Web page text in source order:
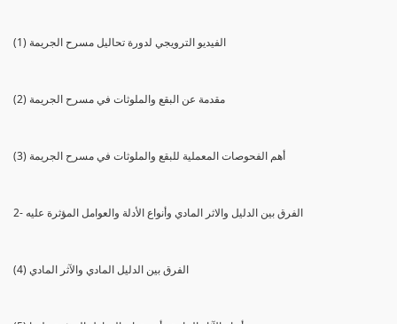
(1) الفيديو الترويجي لدورة تحاليل مسرح الجريمة
(2) مقدمة عن البقع والملوثات في مسرح الجريمة
(3) أهم الفحوصات المعملية للبقع والملوثات في مسرح الجريمة
2- الفرق بين الدليل والاثر المادي وأنواع الأدلة والعوامل المؤثرة عليه
(4) الفرق بين الدليل المادي والآثر المادي